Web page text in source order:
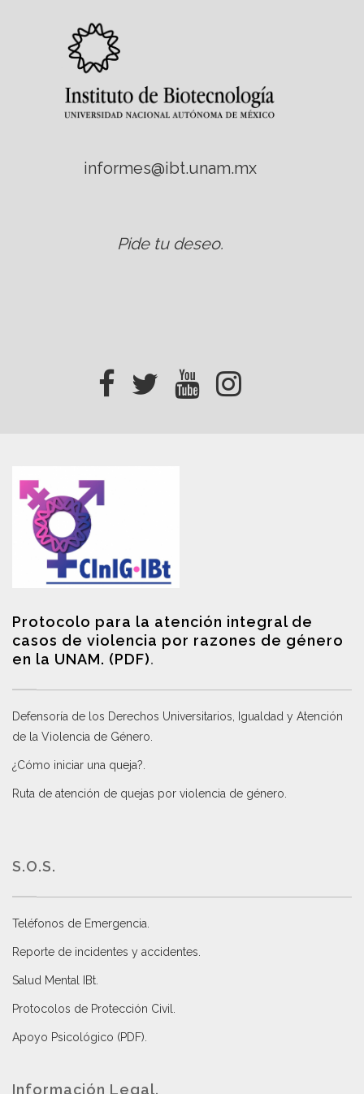
informes@ibt.unam.mx
Pide tu deseo.
Protocolo para la atención integral de
casos de violencia por razones de género
en la UNAM. (PDF).
Defensoría de los Derechos Universitarios, Igualdad y Atención
de la Violencia de Género
¿Cómo iniciar una queja?
Ruta de atención de quejas por violencia de género
S.O.S.
Teléfonos de Emergencia.
Reporte de incidentes y accidentes
Salud Mental IBt
Protocolos de Protección Civil
Apoyo Psicológico (PDF)
Información Legal.